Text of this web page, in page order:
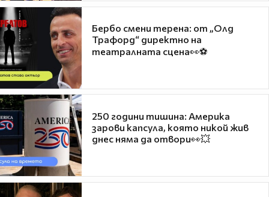
Бербо смени терена: от „Олд
Трафорд“ директно на
театралната сцена👀⚽
250 години тишина: Америка
зарови капсула, която никой жив
днес няма да отвори👀💥